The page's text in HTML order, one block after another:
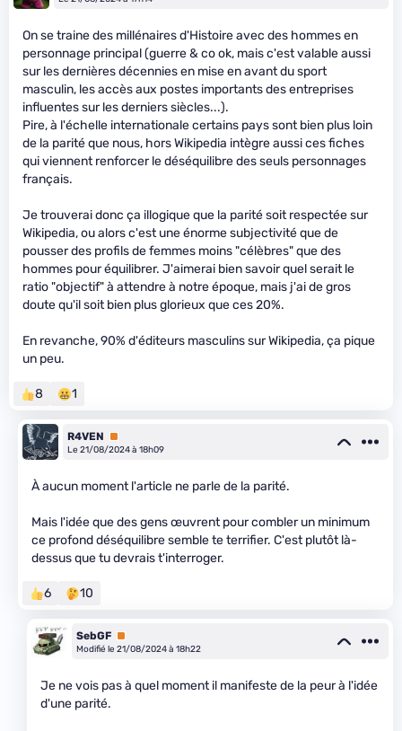
On se traine des millénaires d'Histoire avec des hommes en
personnage principal (guerre & co ok, mais c'est valable aussi
sur les dernières décennies en mise en avant du sport
masculin, les accès aux postes importants des entreprises
influentes sur les derniers siècles...).
Pire, à l'échelle internationale certains pays sont bien plus loin
de la parité que nous, hors Wikipedia intègre aussi ces fiches
qui viennent renforcer le déséquilibre des seuls personnages
français.
Je trouverai donc ça illogique que la parité soit respectée sur
Wikipedia, ou alors c'est une énorme subjectivité que de
pousser des profils de femmes moins "célèbres" que des
hommes pour équilibrer. J'aimerai bien savoir quel serait le
ratio "objectif" à attendre à notre époque, mais j'ai de gros
doute qu'il soit bien plus glorieux que ces 20%.
En revanche, 90% d'éditeurs masculins sur Wikipedia, ça pique
un peu.
8 1
R4VEN
Premium
Le 21/08/2024 à 18h09
À aucun moment l'article ne parle de la parité.
Mais l'idée que des gens œuvrent pour combler un minimum
ce profond déséquilibre semble te terrifier. C'est plutôt là-
dessus que tu devrais t'interroger.
6 10
SebGF Premium
Modifié le 21/08/2024 à 18h22
Je ne vois pas à quel moment il manifeste de la peur à l'idée
d'une parité.